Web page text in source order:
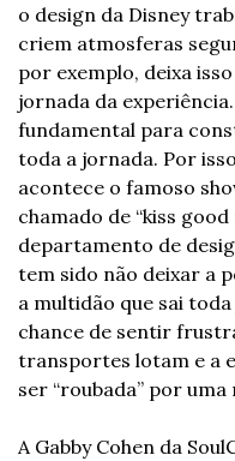
o design da Disney
criem atmosferas
por exemplo, deixa
jornada da
fundamental para
toda a jornada. Por
acontece o famoso
chamado de “kiss
departamento de
tem sido não deixar a
a multidão que sai
chance de sentir
transportes lotam e a
ser “roubada” por
A Gabby Cohen da